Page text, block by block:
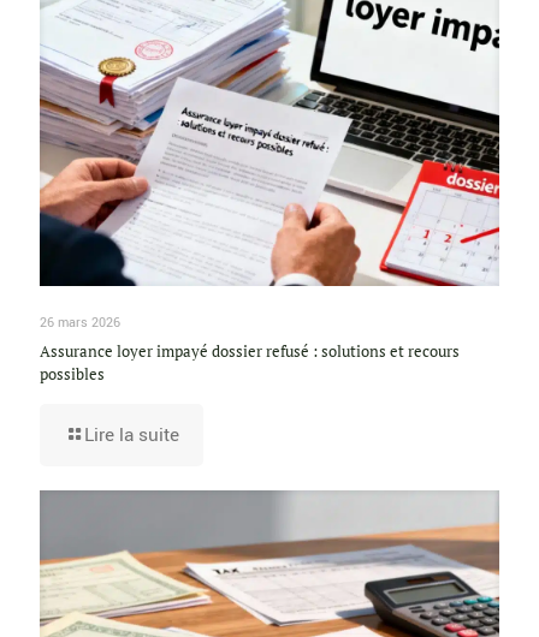
26 mars 2026
Assurance loyer impayé dossier refusé : solutions et recours
possibles
Lire la suite